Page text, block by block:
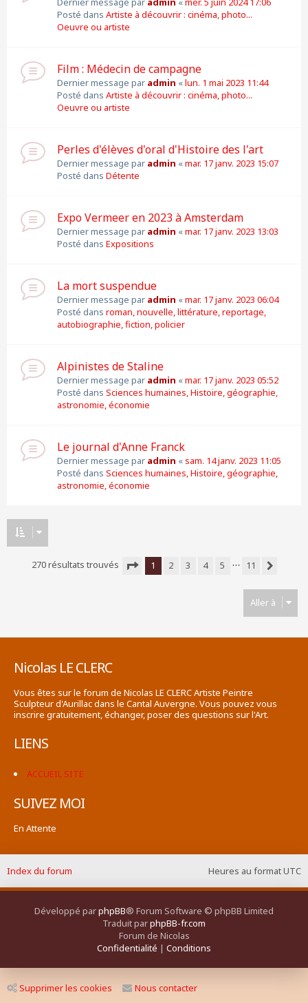
Posté dans Artiste à découvrir : cinéma, photo...
Oeuvre ou artiste
Film : Médecin de campagne
Dernier message par admin «lun. 1 mai 2023 11:44
Posté dans Artiste à découvrir : cinéma, photo...
Oeuvre ou artiste
Perles d'élèves d'oral d'Histoire des l'art
Dernier message par admin «mar. 17 janv. 2023 15:07
Posté dans Détente
Expo Vermeer en 2023 à Amsterdam
Dernier message par admin «mar. 17 janv. 2023 13:03
Posté dans Expositions
La mort suspendue
Dernier message par admin «mar. 17 janv. 2023 06:04
Posté dans roman, nouvelle, littérature, reportage,
autobiographie, fiction, policier
Alpinistes de Staline
Dernier message par admin «mar. 17 janv. 2023 05:52
Posté dans Sciences humaines, Histoire, géographie,
astronomie, économie
Le journal d'Anne Franck
Dernier message par admin «sam. 14 janv. 2023 11:05
Posté dans Sciences humaines, Histoire, géographie,
astronomie, économie
270 résultats trouvés
1 2 3 4 5 …
11
Aller à
Nicolas LE CLERC
Vous êtes sur le forum de Nicolas LE CLERC Artiste Peintre
Sculpteur d'Aurillac dans le Cantal Auvergne. Vous pouvez vous
inscrire gratuitement, échanger, poser des questions sur l'Art.
LIENS
ACCUEIL SITE
SUIVEZ MOI
En Attente
Heures au formatUTC
Index du forum
Développé parphpBB® Forum Software © phpBB Limited
Traduit parphpBB-fr.com
Forum de Nicolas
Confidentialité | Conditions
Supprimer les cookies Nous contacter